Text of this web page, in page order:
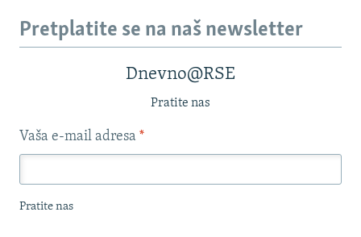
Pretplatite se na naš newsletter
Dnevno@RSE
Pratite nas
Vaša e-mail adresa *
Pratite nas